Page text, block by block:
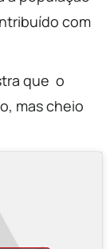
com
que o
mas cheio